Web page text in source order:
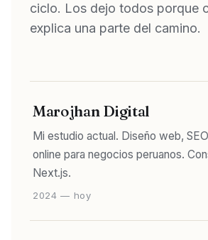
ciclo. Los dejo todos porque
explica una parte del camino.
Marojhan Digital
Mi estudio actual. Diseño web,
online para negocios peruanos.
Next.js.
2024 — hoy